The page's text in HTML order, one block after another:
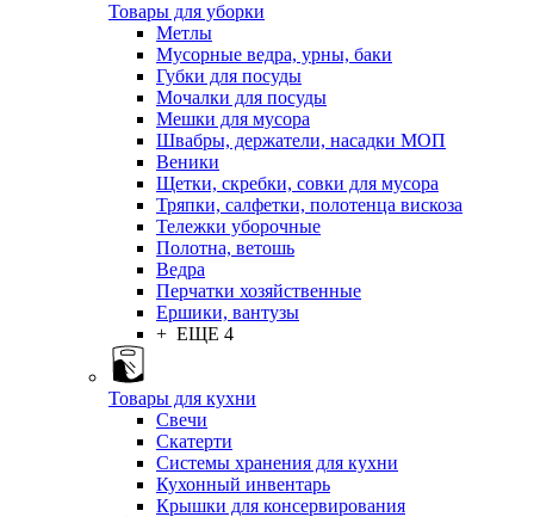
Товары для уборки
Метлы
Мусорные ведра, урны, баки
Губки для посуды
Мочалки для посуды
Мешки для мусора
Швабры, держатели, насадки МОП
Веники
Щетки, скребки, совки для мусора
Тряпки, салфетки, полотенца вискоза
Тележки уборочные
Полотна, ветошь
Ведра
Перчатки хозяйственные
Ершики, вантузы
+ ЕЩЕ 4
Товары для кухни
Свечи
Скатерти
Системы хранения для кухни
Кухонный инвентарь
Крышки для консервирования